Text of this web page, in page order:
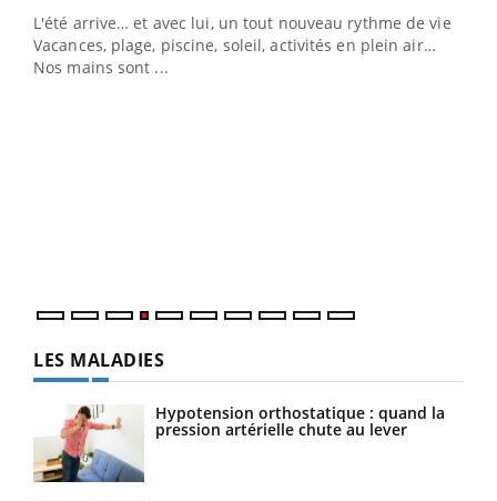
L'été arrive… et avec lui, un tout nouveau rythme de vie !
Vacances, plage, piscine, soleil, activités en plein air…
Nos mains sont ...
LES MALADIES
Hypotension orthostatique : quand la
pression artérielle chute au lever